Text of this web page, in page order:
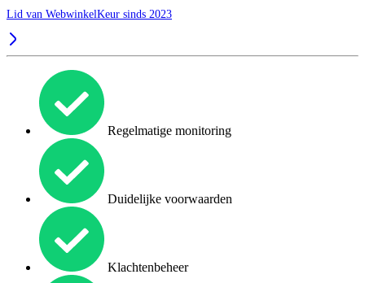
Lid van WebwinkelKeur sinds 2023
Regelmatige monitoring
Duidelijke voorwaarden
Klachtenbeheer